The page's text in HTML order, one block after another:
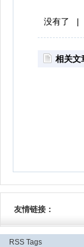
没有了 |
相关文
友情链接：
RSS Tags